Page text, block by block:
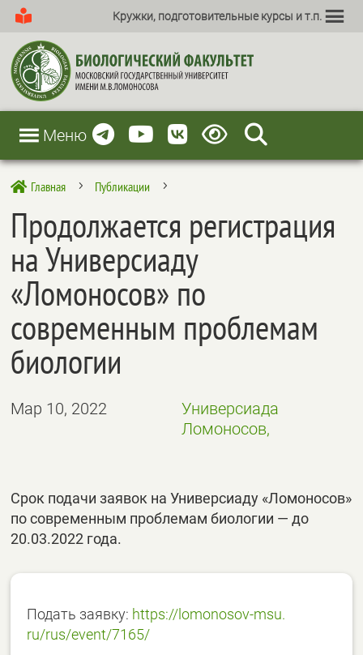
Кружки, подготовительные курсы и т.п.
Меню
 Главная 5 Публикации 5
Продолжается регистрация
на Универсиаду
«Ломоносов» по
современным проблемам
биологии
Мар 10, 2022
Универсиада
Ломоносов,
Срок подачи заявок на Универсиаду «Ломоносов»
по современным проблемам биологии — до
20.03.2022 года.
Подать заявку: https://lomonosov-msu.
ru/rus/event/7165/